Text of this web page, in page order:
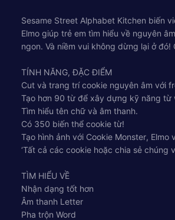
Sesame Street Alphabet Kitchen biến
Elmo giúp trẻ em tìm hiểu về nguyên
ngon. Và niềm vui không dừng lại ở
TÍNH NĂNG, ĐẶC ĐIỂM
Cut và trang trí cookie nguyên âm với
Tạo hơn 90 từ để xây dựng kỹ năng từ
Tìm hiểu tên chữ và âm thanh.
Có 350 biến thể cookie từ!
Tạo hình ảnh với Cookie Monster, Elmo
‘Tất cả các cookie hoặc chia sẻ chúng
TÌM HIỂU VỀ
Nhận dạng tốt hơn
Âm thanh Letter
Pha trộn Word